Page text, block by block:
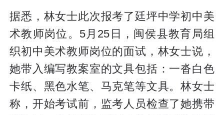
据悉，林女士此次报考了廷坪中学初中美
术教师岗位。5月25日，闽侯县教育局组
织初中美术教师岗位的面试，林女士说，
她带入编写教案室的文具包括：一沓白色
卡纸、黑色水笔、马克笔等文具。林女士
称，开始考试前，监考人员检查了她携带